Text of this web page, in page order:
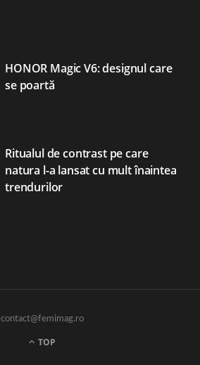
HONOR Magic V6: designul care
se poartă
Ritualul de contrast pe care
natura l-a lansat cu mult înaintea
trendurilor
contact@femimag.ro
TOP